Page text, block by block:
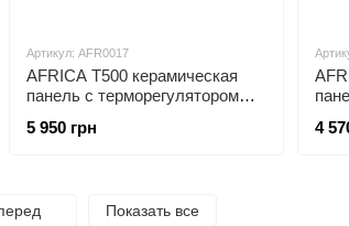
Артикул: AFR0017
AFRICA T500 керамическая
панель с терморегулятором
5 950 грн 4
Показать все